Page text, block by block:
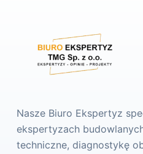
Nasze Biuro Ekspertyz
ekspertyzach
techniczne, diagnostykę